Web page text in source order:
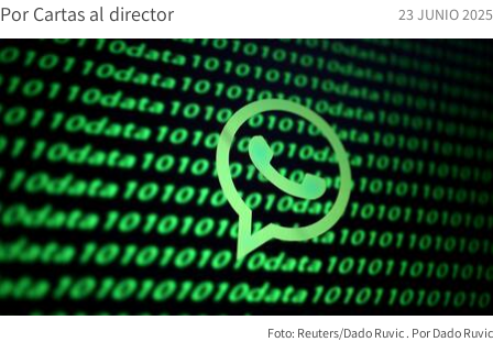
Por Cartas al director 23 JUNIO 2025
Foto: Reuters/Dado Ruvic Dado Ruvic